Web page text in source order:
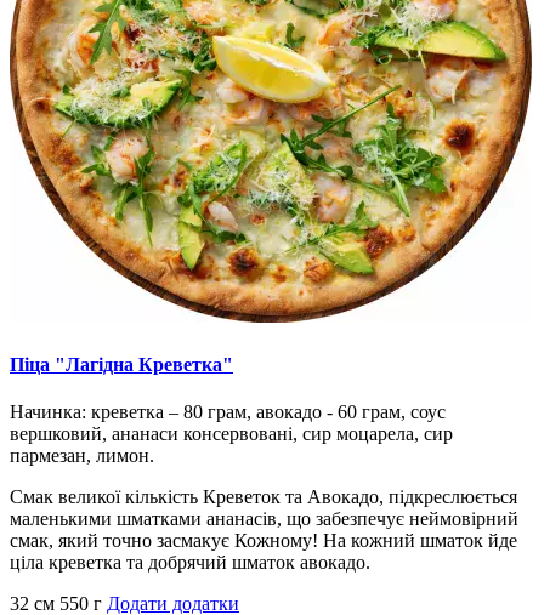
Піца "Лагідна Креветка"
Начинка: креветка – 80 грам, авокадо - 60 грам, соус
вершковий, ананаси консервовані, сир моцарела, сир
пармезан, лимон.
Смак великої кількість Креветок та Авокадо, підкреслюється
маленькими шматками ананасів, що забезпечує неймовірний
смак, який точно засмакує Кожному! На кожний шматок йде
ціла креветка та добрячий шматок авокадо.
32 см 550 г Додати додатки